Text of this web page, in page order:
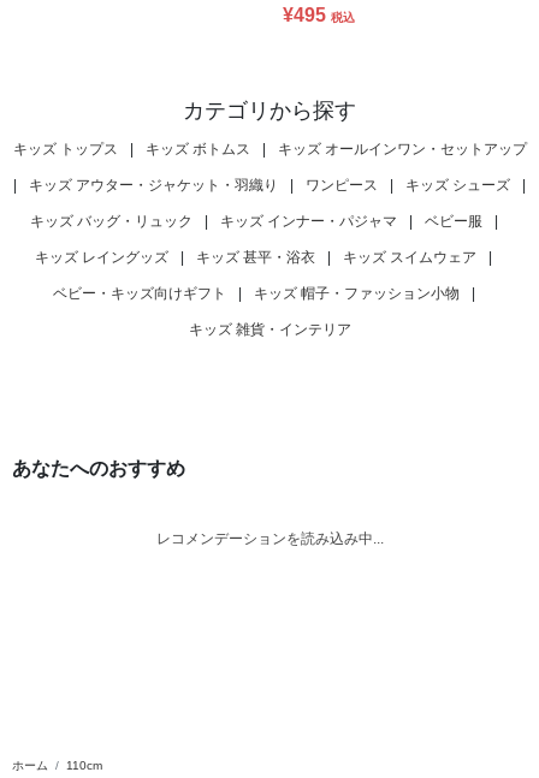
¥495 税込
カテゴリから探す
キッズ トップス キッズ ボトムス キッズ オールインワン・セットアップ
キッズ アウター・ジャケット・羽織り ワンピース キッズ シューズ
キッズ バッグ・リュック キッズ インナー・パジャマ ベビー服
キッズ レイングッズ キッズ 甚平・浴衣 キッズ スイムウェア
ベビー・キッズ向けギフト キッズ 帽子・ファッション小物
キッズ 雑貨・インテリア
あなたへのおすすめ
レコメンデーションを読み込み中...
ホーム 110cm